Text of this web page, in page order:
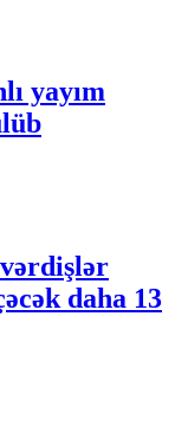
yayım
vərdişlər
daha 13